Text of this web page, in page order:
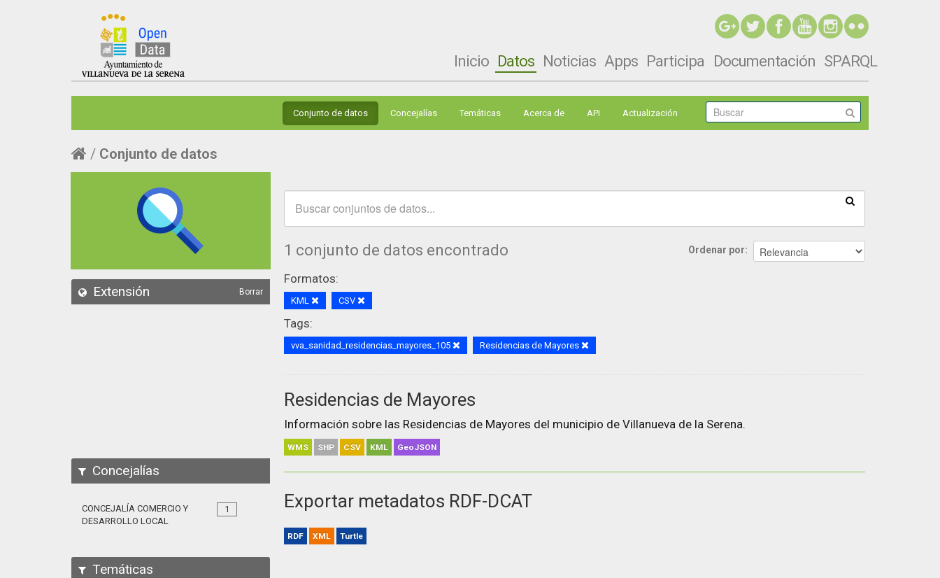
Inicio Datos Noticias Apps Participa Documentación SPARQL
Conjunto de datos Concejalías Temáticas Acerca de API Actualización
Conjunto de datos
Extensión Borrar
Concejalías
1
CONCEJALÍA COMERCIO Y
DESARROLLO LOCAL
Temáticas
Ordenar por
1 conjunto de datos encontrado
Formatos:
KML CSV
Tags:
vva_sanidad_residencias_mayores_105 Residencias de Mayores
Residencias de Mayores
Información sobre las Residencias de Mayores del municipio de Villanueva de la Serena.
WMS SHP CSV KML GeoJSON
Exportar metadatos RDF-DCAT
RDF XML Turtle